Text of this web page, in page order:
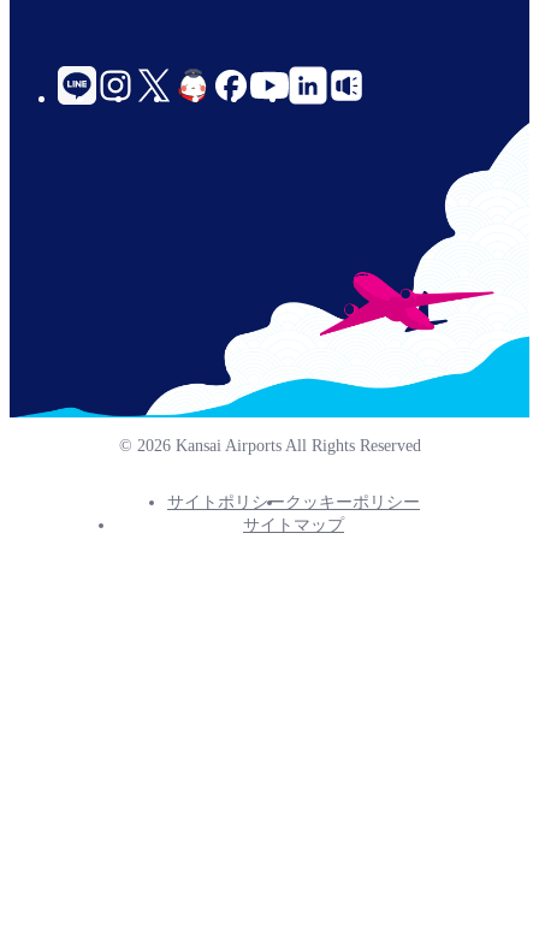
social-
links-
© 2026 Kansai Airports All Rights Reserved
サイトポリシークッキーポリシー
サイトマップ